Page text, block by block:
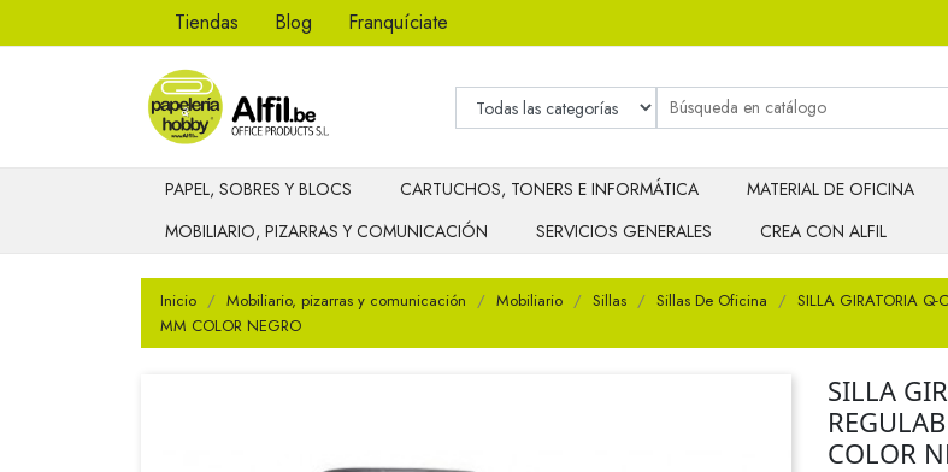
Tiendas Blog Franquíciate
PAPEL, SOBRES Y BLOCS CARTUCHOS, TONERS E INFORMÁTICA MATERIAL DE OFICINA
MOBILIARIO, PIZARRAS Y COMUNICACIÓN
SERVICIOS GENERALES CREA CON ALFIL
Inicio Mobiliario, pizarras y comunicación Mobiliario Sillas Sillas De Oficina
SILLA GIRATORIA
MM COLOR NEGRO
SILLA
COLOR